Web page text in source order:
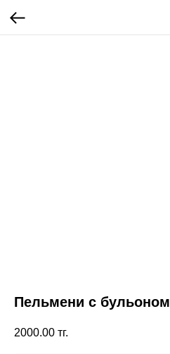
Пельмени с бульоном
2000.00 тг.